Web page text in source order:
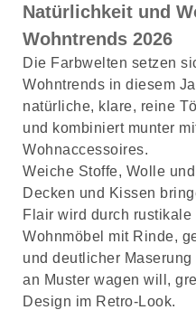
Natürlichkeit und
Wohntrends 2026
Die Farbwelten setzen
Wohntrends in diesem
natürliche, klare, reine
und kombiniert munter
Wohnaccessoires.
Weiche Stoffe, Wolle
Decken und Kissen
Flair wird durch
Wohnmöbel mit Rinde,
und deutlicher
an Muster wagen will,
Design im Retro-Look.